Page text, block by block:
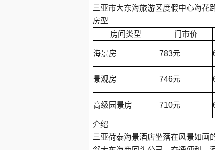
三亚市大东海旅游区度假中心海花
房型
房间类型
门市价
海景房 783元
景观房 746元
高级园景房 710元
介绍
三亚荷泰海景酒店坐落在风景如画